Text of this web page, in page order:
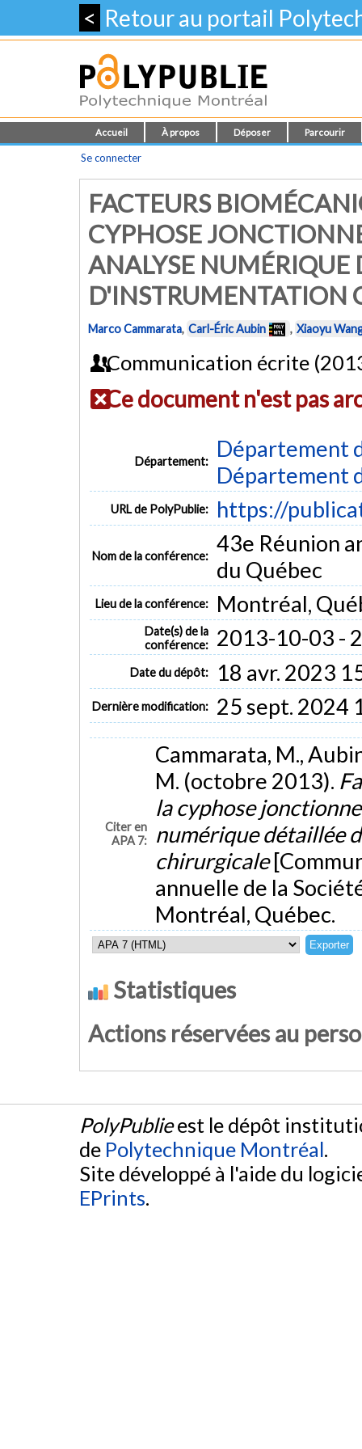
< Retour au portail
Accueil À propos Déposer Parcourir
Se connecter
FACTEURS
CYPHOSE
ANALYSE NUMÉRIQUE
D'INSTRUMENTATION
Marco Cammarata, Carl-Éric Aubin , Xiaoyu
Communication écrite
Ce document n'est pas
Département:
Département
Département
URL de PolyPublie: https://
Nom de la conférence: 43e Réunion
du Québec
Lieu de la conférence: Montréal,
Date(s) de la
conférence:
2013-10-03 -
Date du dépôt: 18 avr. 2023
Dernière modification: 25 sept. 2024
Citer en
APA 7:
Cammarata, M.,
M. (octobre 2013).
la cyphose
numérique détaillée
chirurgicale
annuelle de la
Montréal, Québec.
Statistiques
Actions réservées au
PolyPublieest le dépôt
de Polytechnique Montréal.
Site développé à l'aide du
EPrints.